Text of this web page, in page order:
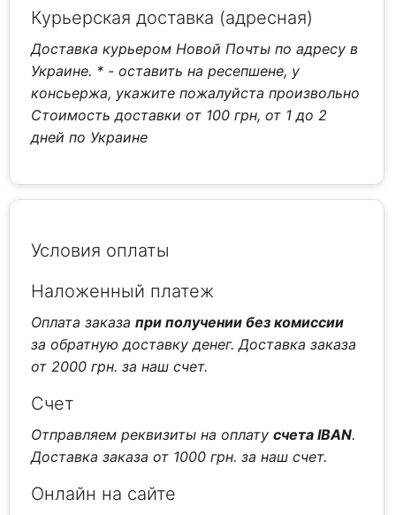
Курьерская доставка (адресная)
Доставка курьером Новой Почты по адресу в
Украине. * - оставить на ресепшене, у
консьержа, укажите пожалуйста произвольно
Стоимость доставки от 100 грн, от 1 до 2
дней по Украине
Условия оплаты
Наложенный платеж
Оплата заказапри получении без комиссии
за обратную доставку денег. Доставка заказа
от 2000 грн. за наш счет.
Счет
Отправляем реквизиты на оплатусчета IBAN.
Доставка заказа от 1000 грн. за наш счет.
Онлайн на сайте